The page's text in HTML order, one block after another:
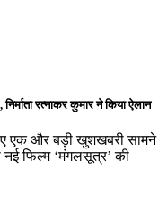
रत्नाकर कुमार ने किया ऐलान
एक और बड़ी खुशखबरी सामने
नई फिल्म ‘मंगलसूत्र’ की